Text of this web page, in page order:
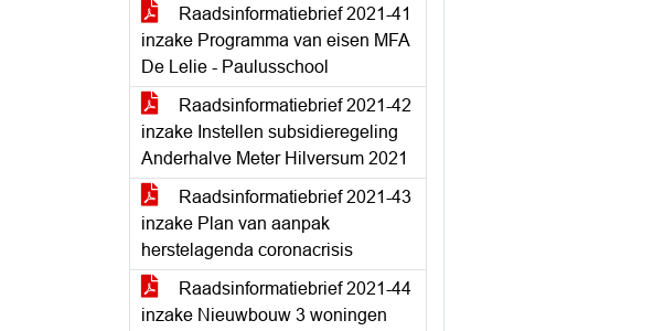
Raadsinformatiebrief 2021-41
inzake Programma van eisen MFA
De Lelie - Paulusschool
Raadsinformatiebrief 2021-42
inzake Instellen subsidieregeling
Anderhalve Meter Hilversum 2021
Raadsinformatiebrief 2021-43
inzake Plan van aanpak
herstelagenda coronacrisis
Raadsinformatiebrief 2021-44
inzake Nieuwbouw 3 woningen